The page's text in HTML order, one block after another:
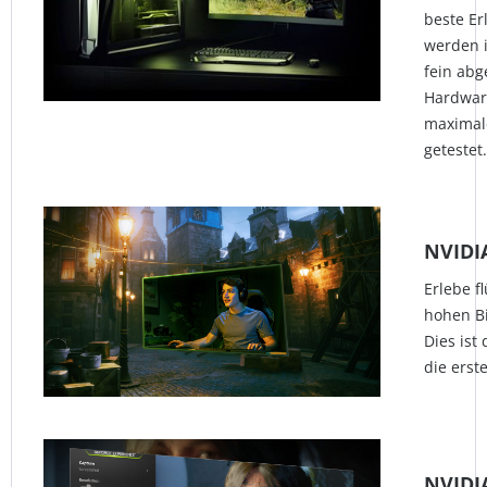
beste
werden
fein
getestet.
Erlebe
hohen
Dies ist
die